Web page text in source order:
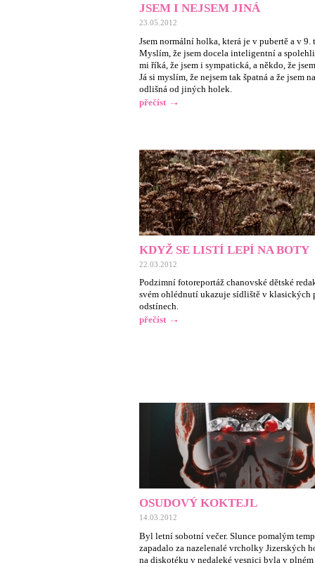
JSEM I NEJSEM JINÁ
23.05.2012
Jsem normální holka, která je v pubertě a v 9.
Myslím, že jsem docela inteligentní a
mi říká, že jsem i sympatická, a někdo, že
Já si myslím, že nejsem tak špatná a že jsem
odlišná od jiných holek.
přečíst
KDYŽ SE LISTÍ LEPÍ NA BOTY
22.03.2012
Podzimní fotoreportáž chanovské dětské
svém ohlédnutí ukazuje sídliště v klasických
odstínech.
přečíst
OSUDOVÝ KOKTEJL
14.03.2012
Byl letní sobotní večer. Slunce pomalým
zapadalo za nazelenalé vrcholky Jizerských
na diskotéku v nedaleké vesnici byla v